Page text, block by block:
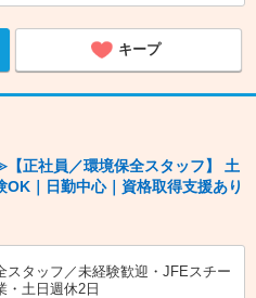
キープ
正社員／環境保全スタッフ】 土
OK｜日勤中心｜資格取得支援あり
スタッフ／未経験歓迎・JFEスチー
・土日週休2日